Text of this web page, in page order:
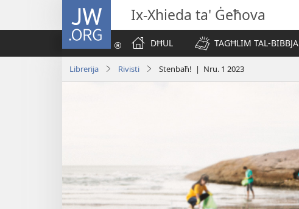
JW.ORG Ix-Xhieda ta' Ġeħova
DĦUL
TAGĦLIM TAL-BIBBJA
Librerija Rivisti Stenbaħ! | Nru. 1 2023